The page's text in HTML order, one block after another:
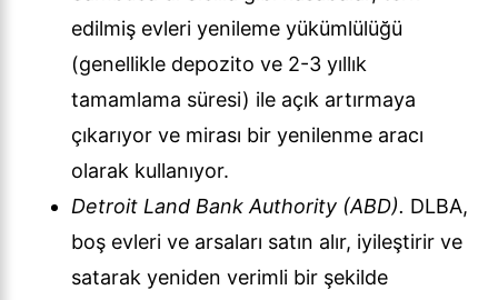
edilmiş evleri yenileme yükümlülüğü
(genellikle depozito ve 2-3 yıllık
tamamlama süresi) ile açık artırmaya
çıkarıyor ve mirası bir yenilenme aracı
olarak kullanıyor.
Detroit Land Bank Authority (ABD). DLBA,
boş evleri ve arsaları satın alır, iyileştirir ve
satarak yeniden verimli bir şekilde